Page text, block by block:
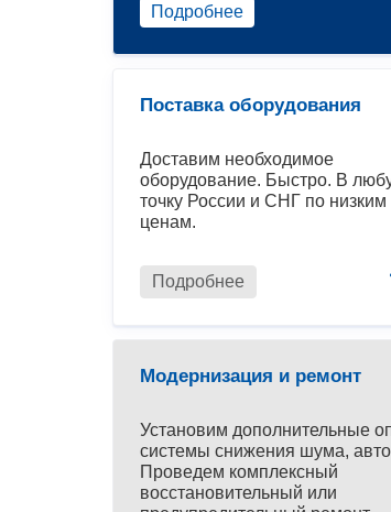
Подробнее
Поставка оборудования
Доставим необходимое
оборудование. Быстро. В
точку России и СНГ по низким
ценам.
Подробнее
Модернизация и ремонт
Установим дополнительные
системы снижения шума,
Проведем комплексный
восстановительный или